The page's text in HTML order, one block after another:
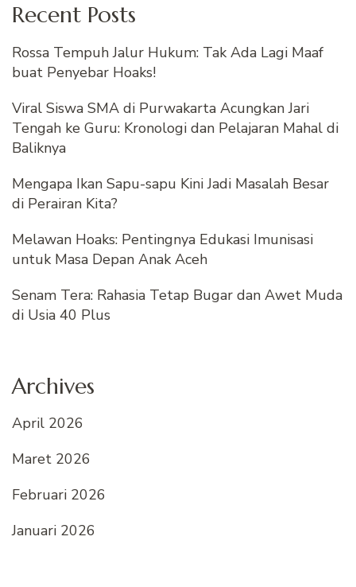
Recent Posts
Rossa Tempuh Jalur Hukum: Tak Ada Lagi Maaf
buat Penyebar Hoaks!
Viral Siswa SMA di Purwakarta Acungkan Jari
Tengah ke Guru: Kronologi dan Pelajaran Mahal di
Baliknya
Mengapa Ikan Sapu-sapu Kini Jadi Masalah Besar
di Perairan Kita?
Melawan Hoaks: Pentingnya Edukasi Imunisasi
untuk Masa Depan Anak Aceh
Senam Tera: Rahasia Tetap Bugar dan Awet Muda
di Usia 40 Plus
Archives
April 2026
Maret 2026
Februari 2026
Januari 2026